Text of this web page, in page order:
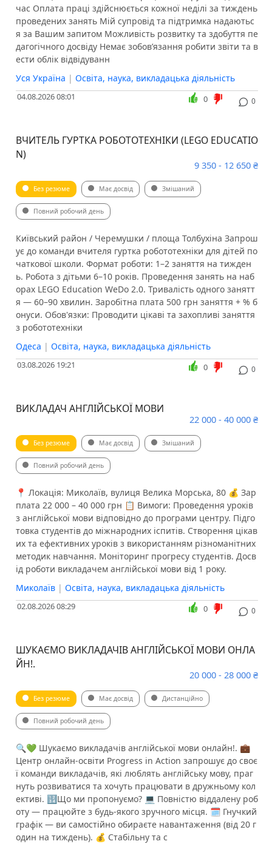
час Оплата праці здійснюється кожної неділі за тиждень
проведених занять Мій супровід та підтримка надаютьс
я за Вашим запитом Можливість розвитку та здобуття пе
дагогічного досвіду Немає зобов’язання робити звіти та в
ести облік відвідуванн
Уся Україна | Освіта, наука, викладацька діяльність
04.08.2026 08:01 0
0
ВЧИТЕЛЬ ГУРТКА РОБОТОТЕХНІКИ (LEGO EDUCATIO
N)
9 350 - 12 650 ₴
Без резюме Має досвід Змішаний
Повний робочий день
Київський район / Черемушки / площа Толбухіна Запрош
ує до команди вчителя гуртка робототехніки для дітей по
чаткової школи. Формат роботи: 1–2 заняття на тижден
ь. Робота з дітьми 6–10 років. Проведення занять на наб
орах LEGO Education WeDo 2.0. Тривалість одного занятт
я — 60–90 хвилин. Заробітна плата 500 грн заняття + % б
онуси. Обов'язки: Проводити цікаві та захопливі заняття
з робототехніки
Одеса | Освіта, наука, викладацька діяльність
03.08.2026 19:21 0
0
ВИКЛАДАЧ АНГЛІЙСЬКОЇ МОВИ
22 000 - 40 000 ₴
Без резюме Має досвід Змішаний
Повний робочий день
📍 Локація: Миколаїв, вулиця Велика Морська, 80 💰 Зар
плата 22 000 – 40 000 грн 📋 Вимоги: Проведення уроків
з англійської мови відповідно до програми центру. Підго
товка студентів до міжнародних іспитів. Створення цікав
их та ефективних уроків з використанням різноманітних
методик навчання. Моніторинг прогресу студентів. Досв
ід роботи викладачем англійської мови від 1 року.
Миколаїв | Освіта, наука, викладацька діяльність
02.08.2026 08:29 0
0
ШУКАЄМО ВИКЛАДАЧІВ АНГЛІЙСЬКОЇ МОВИ ОНЛА
ЙН!.
20 000 - 28 000 ₴
Без резюме Має досвід Дистанційно
Повний робочий день
🔍💚 Шукаємо викладачів англійської мови онлайн!. 💼
Центр онлайн-освіти Progress in Action запрошує до своє
ї команди викладачів, які люблять англійську мову, праг
нуть розвиватися та хочуть працювати в дружньому кол
ективі. 🔢Що ми пропонуємо? 💻 Повністю віддалену роб
оту — працюйте з будь-якого зручного місця. 🗓 Гнучкий
графік — ви самостійно обираєте навантаження (від 20 г
один на тиждень). 💰 Стабільну та с